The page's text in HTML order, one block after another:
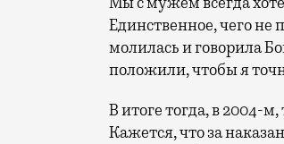
Единственное, чего не
молилась и говорила
положили, чтобы я
В итоге тогда, в 2004-
Кажется, что за